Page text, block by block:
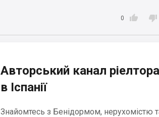

0 
Авторський канал ріелтора
в Іспанії
Знайомтесь з Бенідормом, нерухомістю